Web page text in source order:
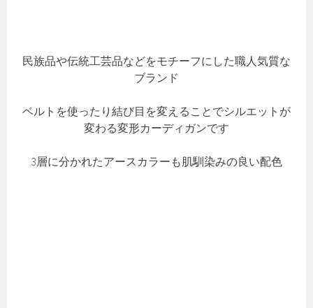
民族品や伝統工芸品などをモチーフにした職人気質な
ブランド
ベルトを使ったり結び目を変えることでシルエットが
変わる変形カーディガンです
3層に分かれたアースカラーも肌馴染みの良い配色